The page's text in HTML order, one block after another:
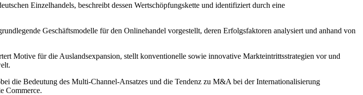
Einzelhandels, beschreibt dessen Wertschöpfungskette und identifiziert durch eine
Geschäftsmodelle für den Onlinehandel vorgestellt, deren Erfolgsfaktoren analysiert und anhand von
Motive für die Auslandsexpansion, stellt konventionelle sowie innovative Markteintrittsstrategien vor und
die Bedeutung des Multi-Channel-Ansatzes und die Tendenz zu M&A bei der Internationalisierung
Commerce.